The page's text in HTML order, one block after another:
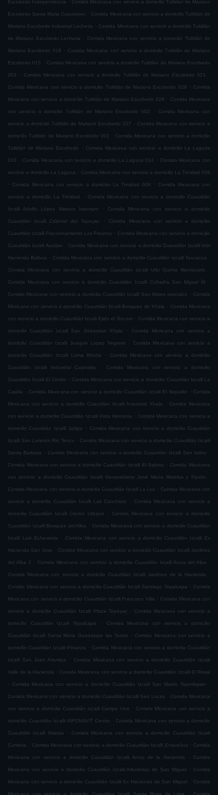
Escobedo Independencia Comida Mexicana con servicio a domicilio Tultitlán de Mariano
Escobedo Santa Maria Cuautepec . Comida Mexicana con servicio a domicilio Tultitlán de
Mariano Escobedo Industrial Lecheria . Comida Mexicana con servicio a domicilio Tultitlán
de Mariano Escobedo Lecheria . Comida Mexicana con servicio a domicilio Tultitlán de
Mariano Escobedo 018 . Comida Mexicana con servicio a domicilio Tultitlán de Mariano
Escobedo 015 . Comida Mexicana con servicio a domicilio Tultitlán de Mariano Escobedo
003 . Comida Mexicana con servicio a domicilio Tultitlán de Mariano Escobedo 021 .
Comida Mexicana con servicio a domicilio Tultitlán de Mariano Escobedo 029 . Comida
Mexicana con servicio a domicilio Tultitlán de Mariano Escobedo 028 . Comida Mexicana
con servicio a domicilio Tultitlán de Mariano Escobedo 002 . Comida Mexicana con
servicio a domicilio Tultitlán de Mariano Escobedo 027 . Comida Mexicana con servicio a
domicilio Tultitlán de Mariano Escobedo 001 . Comida Mexicana con servicio a domicilio
Tultitlán de Mariano Escobedo . Comida Mexicana con servicio a domicilio La Laguna
003 . Comida Mexicana con servicio a domicilio La Laguna 014 . Comida Mexicana con
servicio a domicilio La Laguna . Comida Mexicana con servicio a domicilio La Trinidad 009
.
Comida Mexicana con servicio a domicilio La Trinidad 008 . Comida Mexicana con
servicio a domicilio La Trinidad . Comida Mexicana con servicio a domicilio Cuautitlán
Izcalli Adolfo López Mateos Issemym . Comida Mexicana con servicio a domicilio
Cuautitlán Izcalli Colonial del Tepeyac . Comida Mexicana con servicio a domicilio
Cuautitlán Izcalli Fraccionamiento Los Fresnos . Comida Mexicana con servicio a domicilio
Cuautitlán Izcalli Axotlan . Comida Mexicana con servicio a domicilio Cuautitlán Izcalli Urbi
Hacienda Balboa . Comida Mexicana con servicio a domicilio Cuautitlán Izcalli Texcacoa .
Comida Mexicana con servicio a domicilio Cuautitlán Izcalli Urbi Quinta Montecarlo .
Comida Mexicana con servicio a domicilio Cuautitlán Izcalli Cofradía San Miguel ÌII .
Comida Mexicana con servicio a domicilio Cuautitlán Izcalli San Mateo Ixtacalco . Comida
Mexicana con servicio a domicilio Cuautitlán Izcalli Bosques de Xhala . Comida Mexicana
con servicio a domicilio Cuautitlán Izcalli Ejido el Socoro . Comida Mexicana con servicio a
domicilio Cuautitlán Izcalli San Sebastian Xhala . Comida Mexicana con servicio a
domicilio Cuautitlán Izcalli Joaquin Lopez Negrete . Comida Mexicana con servicio a
domicilio Cuautitlán Izcalli Loma Bonita . Comida Mexicana con servicio a domicilio
Cuautitlán Izcalli Industrial Cuamatla . Comida Mexicana con servicio a domicilio
Cuautitlán Izcalli El Cerrito . Comida Mexicana con servicio a domicilio Cuautitlán Izcalli La
Capilla . Comida Mexicana con servicio a domicilio Cuautitlán Izcalli El Nopalito . Comida
Mexicana con servicio a domicilio Cuautitlán Izcalli Industrial Xhala . Comida Mexicana
con servicio a domicilio Cuautitlán Izcalli Vista Hermosa . Comida Mexicana con servicio a
domicilio Cuautitlán Izcalli Jaltipa . Comida Mexicana con servicio a domicilio Cuautitlán
Izcalli San Lorenzo Rio Tenco . Comida Mexicana con servicio a domicilio Cuautitlán Izcalli
Santa Barbara . Comida Mexicana con servicio a domicilio Cuautitlán Izcalli San Isidro .
Comida Mexicana con servicio a domicilio Cuautitlán Izcalli El Sabino . Comida Mexicana
con servicio a domicilio Cuautitlán Izcalli Generalísimo José María Morelos y Pavón .
Comida Mexicana con servicio a domicilio Cuautitlán Izcalli La Luz . Comida Mexicana con
servicio a domicilio Cuautitlán Izcalli Las Conchitas . Comida Mexicana con servicio a
domicilio Cuautitlán Izcalli Centro Urbano . Comida Mexicana con servicio a domicilio
Cuautitlán Izcalli Bosques del Alba . Comida Mexicana con servicio a domicilio Cuautitlán
Izcalli Luis Echeverria . Comida Mexicana con servicio a domicilio Cuautitlán Izcalli Ex
Hacienda San Jose . Comida Mexicana con servicio a domicilio Cuautitlán Izcalli Jardines
del Alba 2 . Comida Mexicana con servicio a domicilio Cuautitlán Izcalli Arcos del Alba .
Comida Mexicana con servicio a domicilio Cuautitlán Izcalli Jardines de la Hacienda .
Comida Mexicana con servicio a domicilio Cuautitlán Izcalli Santiago Tepalcapa . Comida
Mexicana con servicio a domicilio Cuautitlán Izcalli Francisco Villa . Comida Mexicana con
servicio a domicilio Cuautitlán Izcalli Plaza Tepeyac . Comida Mexicana con servicio a
domicilio Cuautitlán Izcalli Tepalcapa . Comida Mexicana con servicio a domicilio
Cuautitlán Izcalli Santa Maria Guadalupe las Torres . Comida Mexicana con servicio a
domicilio Cuautitlán Izcalli Privanza . Comida Mexicana con servicio a domicilio Cuautitlán
Izcalli San Juan Atlamica . Comida Mexicana con servicio a domicilio Cuautitlán Izcalli
Valle de la Hacienda . Comida Mexicana con servicio a domicilio Cuautitlán Izcalli El Rosal
.
Comida Mexicana con servicio a domicilio Cuautitlán Izcalli San Martin Tepetlixpan .
Comida Mexicana con servicio a domicilio Cuautitlán Izcalli San Lucas . Comida Mexicana
con servicio a domicilio Cuautitlán Izcalli Campo Uno . Comida Mexicana con servicio a
domicilio Cuautitlán Izcalli INFONAVIT Centro . Comida Mexicana con servicio a domicilio
Cuautitlán Izcalli Atlanta . Comida Mexicana con servicio a domicilio Cuautitlán Izcalli
Cumbria . Comida Mexicana con servicio a domicilio Cuautitlán Izcalli Ensueños . Comida
Mexicana con servicio a domicilio Cuautitlán Izcalli Arcos de la Hacienda . Comida
Mexicana con servicio a domicilio Cuautitlán Izcalli Arboledas de San Miguel . Comida
Mexicana con servicio a domicilio Cuautitlán Izcalli Ex Hacienda de San Miguel . Comida
Mexicana con servicio a domicilio Cuautitlán Izcalli Santa Rosa de Lima . Comida